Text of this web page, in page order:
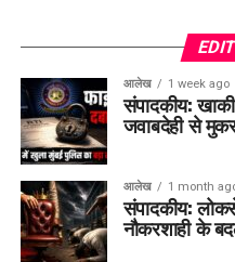
आलेख 1 week ago
संपादकीय:
जवाबदेही से
आलेख 1 month
संपादकीय:
नौकरशाही के